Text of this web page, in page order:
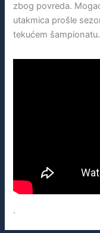
zbog povreda.
utakmica prošle
tekućem šampionatu.
.